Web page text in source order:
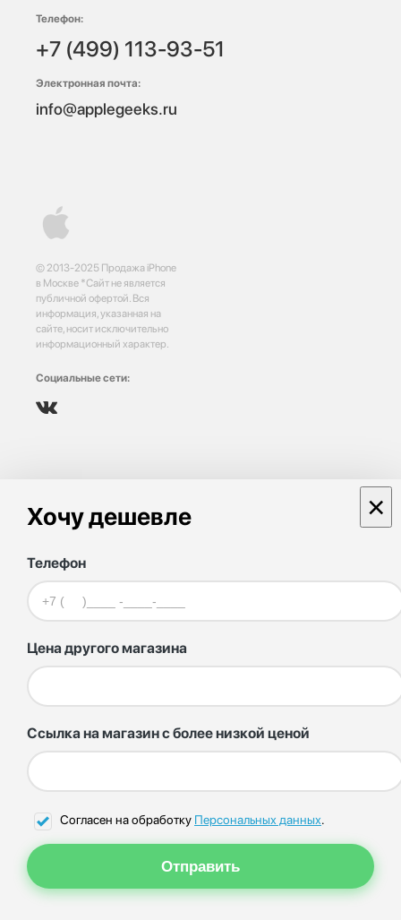
© 2013-2025 Продажа iPhone
в Москве *Сайт не является
публичной офертой. Вся
информация, указанная на
сайте, носит исключительно
информационный характер.
Социальные сети:
Телефон:
+7 (499) 113-93-51
Электронная почта:
info@applegeeks.ru
Хочу дешевле ×
Телефон
Цена другого магазина
Ссылка на магазин с более низкой ценой
Согласен на обработку Персональных данных.
Отправить